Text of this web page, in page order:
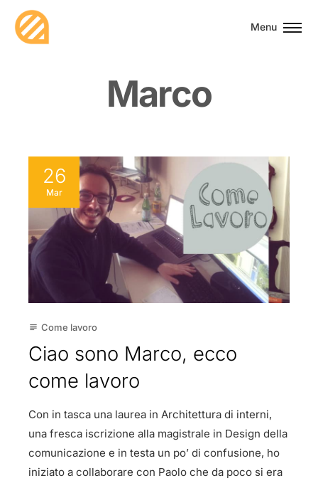
Menu
Marco
26
Mar
subject Come lavoro
Ciao sono Marco, ecco
come lavoro
Con in tasca una laurea in Architettura di interni,
una fresca iscrizione alla magistrale in Design della
comunicazione e in testa un po’ di confusione, ho
iniziato a collaborare con Paolo che da poco si era